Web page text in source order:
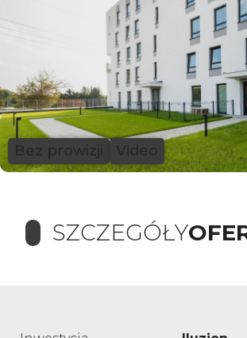
Bez prowizji Video
SZCZEGÓŁY